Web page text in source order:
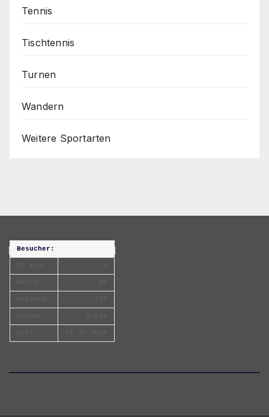
Tennis
Tischtennis
Turnen
Wandern
Weitere Sportarten
Besucher: